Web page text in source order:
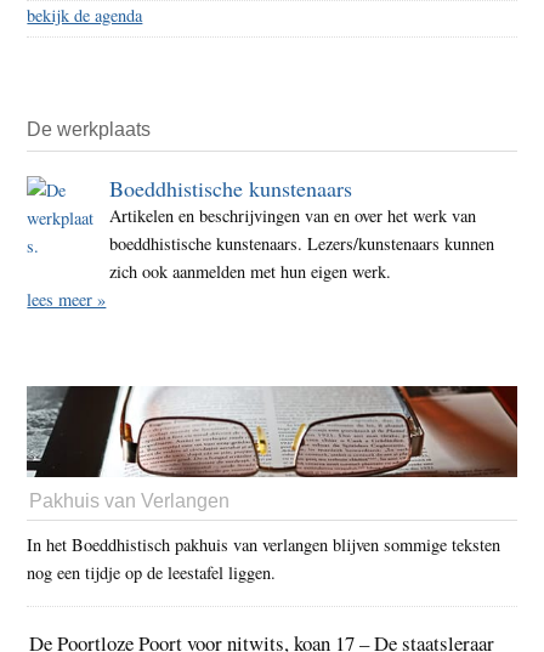
bekijk de agenda
De werkplaats
Boeddhistische kunstenaars
Artikelen en beschrijvingen van en over het werk van
boeddhistische kunstenaars. Lezers/kunstenaars kunnen
zich ook aanmelden met hun eigen werk.
lees meer »
Pakhuis van Verlangen
In het Boeddhistisch pakhuis van verlangen blijven sommige teksten
nog een tijdje op de leestafel liggen.
De Poortloze Poort voor nitwits, koan 17 – De staatsleraar